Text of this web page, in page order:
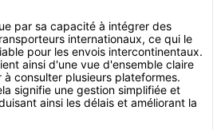
par sa capacité à intégrer des
internationaux, ce qui le
pour les envois intercontinentaux.
ainsi d'une vue d'ensemble claire
consulter plusieurs plateformes.
signifie une gestion simplifiée et
ainsi les délais et améliorant la